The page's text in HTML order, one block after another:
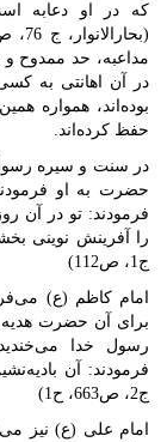
که در او دعابه
مداعبه، حد ممدوح
در آن اهانتی به کسی
بوده‌اند، همواره
حفظ کرده‌اند.
در سنت و سیره
حضرت به او
فرمودند: تو در آن
را آفرينش نوينى
ج1، ص112)
امام كاظم (ع)
براى آن حضرت هديه
رسول خدا
فرمودند: آن
ج2، ص663، ح1)
امام على (ع) نیز